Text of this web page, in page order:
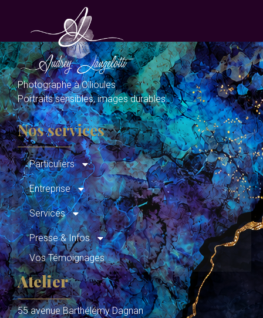
Photographe à Ollioules
Portraits sensibles, images durables.
Nos services
Particuliers
Entreprise
Services
Presse & Infos
Vos Témoignages
Atelier
55 avenue Barthélémy Dagnan